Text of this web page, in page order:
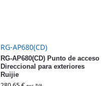
RG-AP680(CD)
RG-AP680(CD) Punto de acceso
Direccional para exteriores
Ruijie